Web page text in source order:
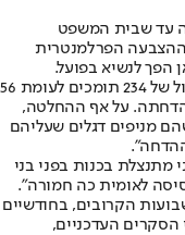
עד שבית המשפט
הפרלמנטרית
הפך לנשיא בפועל.
הדחתה של פארק בפרלמנט התקבלה ברוב גדול של 234 תומכים לעומת 56
הדחתה. על אף ההחלטה,
מניפים דגלים שעליהם
בכנות בפני בני
לאומית כה חמורה".
הקרובים, בחודשיים
הסקרים העדכניים,